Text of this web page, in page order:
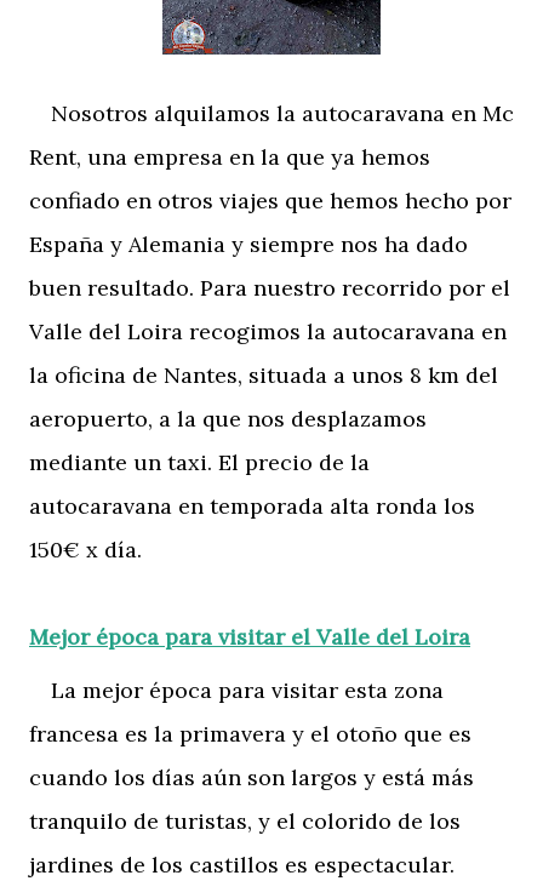
Nosotros alquilamos la autocaravana en Mc
Rent, una empresa en la que ya hemos
confiado en otros viajes que hemos hecho por
España y Alemania y siempre nos ha dado
buen resultado. Para nuestro recorrido por el
Valle del Loira recogimos la autocaravana en
la oficina de Nantes, situada a unos 8 km del
aeropuerto, a la que nos desplazamos
mediante un taxi. El precio de la
autocaravana en temporada alta ronda los
150€ x día.
Mejor época para visitar el Valle del Loira
La mejor época para visitar esta zona
francesa es la primavera y el otoño que es
cuando los días aún son largos y está más
tranquilo de turistas, y el colorido de los
jardines de los castillos es espectacular.